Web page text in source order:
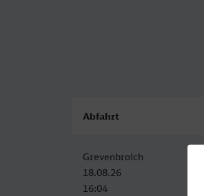
Abfahrt
Grevenbroich
18.08.26
16:04